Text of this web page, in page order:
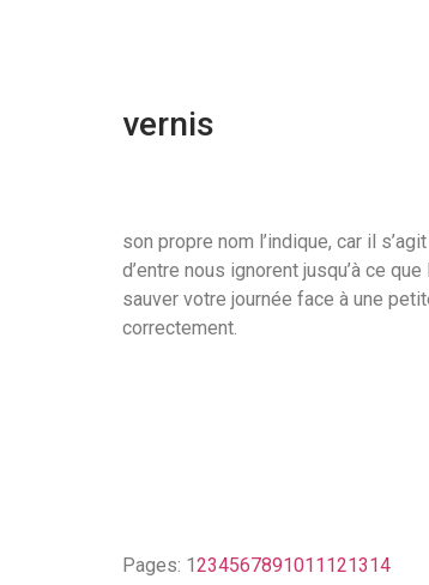
vernis
son propre nom l’indique, car il
d’entre nous ignorent jusqu’à ce
sauver votre journée face à une
correctement.
Pages: 1234567891011121314